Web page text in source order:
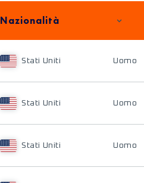
Nazionalità
Stati Uniti Uomo
Stati Uniti Uomo
Stati Uniti Uomo